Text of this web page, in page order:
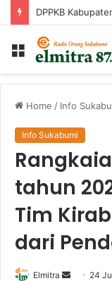
Menu
Home / Info
Info Sukabumi
tahun
Tim
dari
Elmitra
Send 24